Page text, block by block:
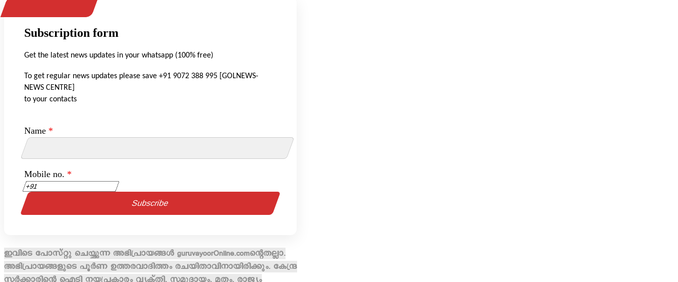
Subscription form
Get the latest news updates in your whatsapp (100% free)
To get regular news updates please save +91 9072 388 995 [GOLNEWS-
NEWS CENTRE]
to your contacts
Name *
Mobile no. *
ഇവിടെ പോസ്റ്റു ചെയ്യുന്ന അഭിപ്രായങ്ങൾ guruvayoorOnline.comന്റെതല്ലാ.
അഭിപ്രായങ്ങളുടെ പൂർണ ഉത്തരവാദിത്തം രചയിതാവിനായിരിക്കും. കേന്ദ്ര